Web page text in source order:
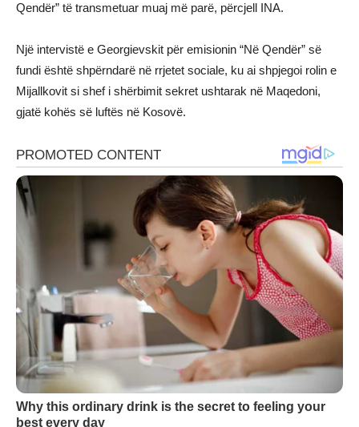
Qendër” të transmetuar muaj më parë, përcjell INA.
Një intervistë e Georgievskit për emisionin “Në Qendër” së
fundi është shpërndarë në rrjetet sociale, ku ai shpjegoi rolin e
Mijallkovit si shef i shërbimit sekret ushtarak në Maqedoni,
gjatë kohës së luftës në Kosovë.